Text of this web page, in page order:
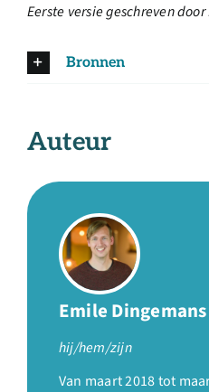
Eerste versie geschreven door
Bronnen
Auteur
Emile Dingemans
hij/hem/zijn
Van maart 2018 tot